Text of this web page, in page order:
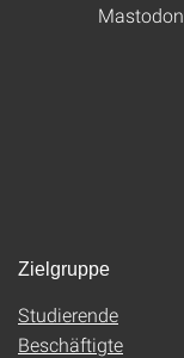
Mastodon
Zielgruppe
Studierende
Beschäftigte